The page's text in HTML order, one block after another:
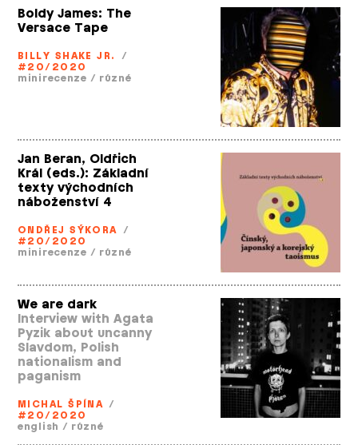
Boldy James: The
Versace Tape
BILLY SHAKE JR.
/
#20/2020
minirecenze / různé
Jan Beran, Oldřich
Král (eds.): Základní
texty východních
náboženství 4
ONDŘEJ SÝKORA /
#20/2020
minirecenze / různé
We are dark
Interview with Agata
Pyzik about uncanny
Slavdom, Polish
nationalism and
paganism
MICHAL ŠPÍNA /
#20/2020
english / různé